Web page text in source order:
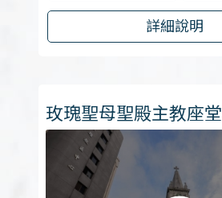
詳細說明
玫瑰聖母聖殿主教座堂